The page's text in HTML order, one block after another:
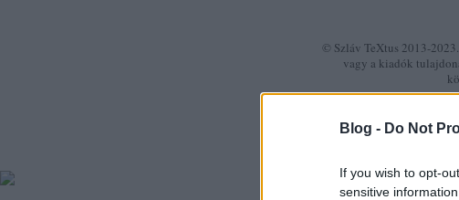
Blog - Do Not
If you wish to opt-
sensitive
© Szláv TeXtus 2013-
vagy a kiadók